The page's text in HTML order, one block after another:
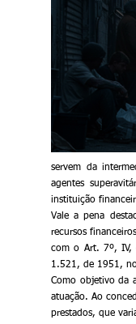
servem da
agentes
instituição
Vale a pena
recursos
com o Art. 7º, IV,
1.521, de 1951,
Como objetivo da
atuação. Ao
prestados, que